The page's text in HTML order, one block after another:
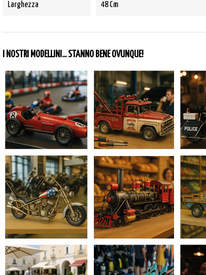
Larghezza 48 Cm
I NOSTRI MODELLINI... STANNO BENE OVUNQUE!